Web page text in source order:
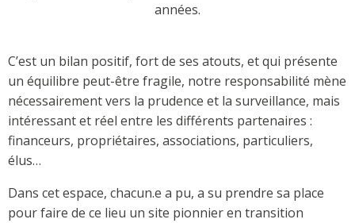
années.
C’est un bilan positif, fort de ses atouts, et qui présente
un équilibre peut-être fragile, notre responsabilité mène
nécessairement vers la prudence et la surveillance, mais
intéressant et réel entre les différents partenaires :
financeurs, propriétaires, associations, particuliers,
élus…
Dans cet espace, chacun.e a pu, a su prendre sa place
pour faire de ce lieu un site pionnier en transition